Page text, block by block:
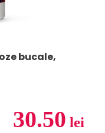
bucale,
30.50 lei